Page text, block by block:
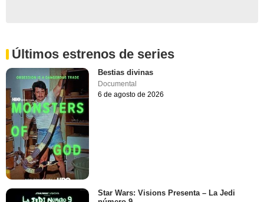
Últimos estrenos de series
Bestias divinas
Documental
6 de agosto de 2026
Star Wars: Visions Presenta – La Jedi